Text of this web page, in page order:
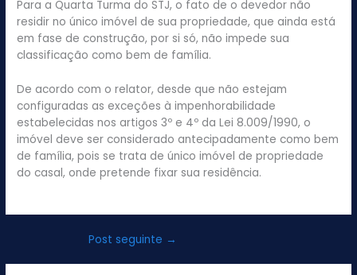
Para a Quarta Turma do STJ, o fato de o devedor não
residir no único imóvel de sua propriedade, que ainda está
em fase de construção, por si só, não impede sua
classificação como bem de família.
De acordo com o relator, desde que não estejam
configuradas as exceções à impenhorabilidade
estabelecidas nos artigos 3º e 4º da Lei 8.009/1990, o
imóvel deve ser considerado antecipadamente como bem
de família, pois se trata de único imóvel de propriedade
do casal, onde pretende fixar sua residência.
Post seguinte →